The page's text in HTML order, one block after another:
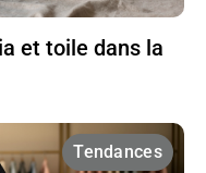
et toile dans la
Tendances